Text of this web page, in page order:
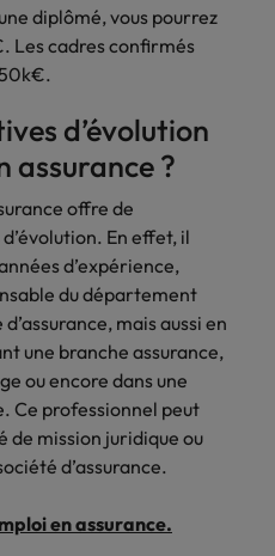
diplômé, vous pourrez
Les cadres confirmés
d’évolution
assurance ?
offre de
En effet, il
d’expérience,
du département
mais aussi en
une branche assurance,
ou encore dans une
Ce professionnel peut
mission juridique ou
d’assurance.
en assurance.